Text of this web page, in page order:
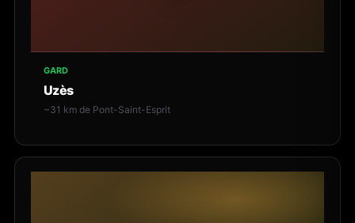
GARD
Uzès
~31 km de Pont-Saint-Esprit